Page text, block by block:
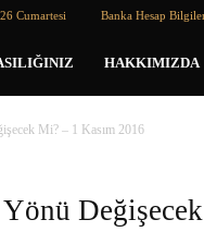
Cumartesi Banka Hesap
HAKKIMIZDA
Mi? – 1 Kasım 2016